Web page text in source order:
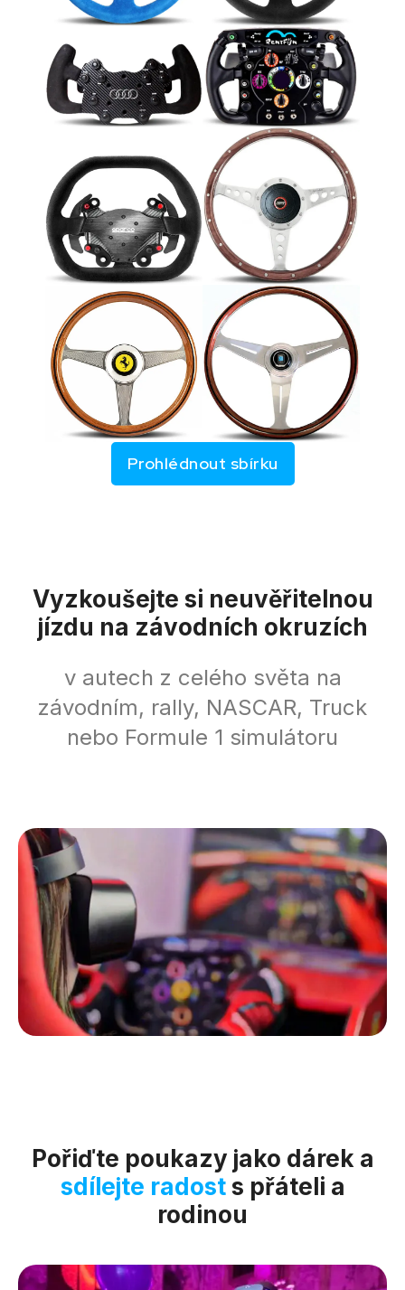
Prohlédnout sbírku
Vyzkoušejte si neuvěřitelnou
jízdu na závodních okruzích
v autech z celého světa na
závodním, rally, NASCAR, Truck
nebo Formule 1 simulátoru
Pořiďte poukazy jako dárek a
sdílejte radosts přáteli a
rodinou